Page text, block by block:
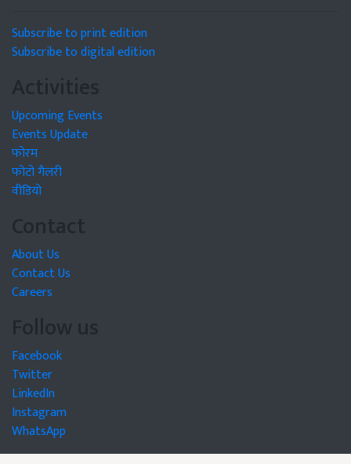
Subscribe to print edition
Subscribe to digital edition
Activities
Upcoming Events
Events Update
फोरम
फोटो गैलरी
वीडियो
Contact
About Us
Contact Us
Careers
Follow us
Facebook
Twitter
LinkedIn
Instagram
WhatsApp